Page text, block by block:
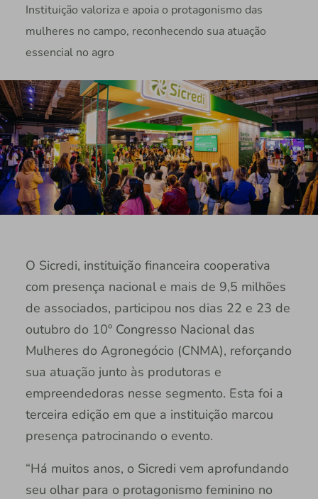
Instituição valoriza e apoia o protagonismo das
mulheres no campo, reconhecendo sua atuação
essencial no agro
O Sicredi, instituição financeira cooperativa
com presença nacional e mais de 9,5 milhões
de associados, participou nos dias 22 e 23 de
outubro do 10º Congresso Nacional das
Mulheres do Agronegócio (CNMA), reforçando
sua atuação junto às produtoras e
empreendedoras nesse segmento. Esta foi a
terceira edição em que a instituição marcou
presença patrocinando o evento.
“Há muitos anos, o Sicredi vem aprofundando
seu olhar para o protagonismo feminino no